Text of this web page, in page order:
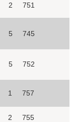
2 751
5 745
5 752
1 757
2 755